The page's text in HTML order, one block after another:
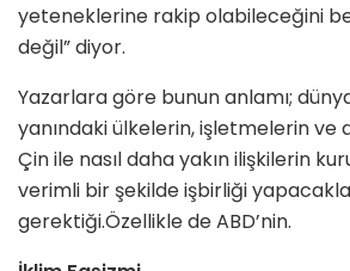
yeteneklerine rakip olabileceğini
değil” diyor.
Yazarlara göre bunun anlamı;
yanındaki ülkelerin, işletmelerin ve
Çin ile nasıl daha yakın ilişkilerin
verimli bir şekilde işbirliği
gerektiği.Özellikle de ABD’nin.